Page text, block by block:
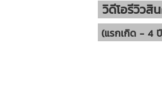
วิดีโอรีวิวสิ
(แรกเกิด - 4